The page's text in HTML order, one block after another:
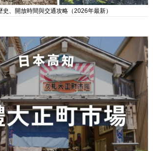
、開放時間與交通攻略（2026年最新）